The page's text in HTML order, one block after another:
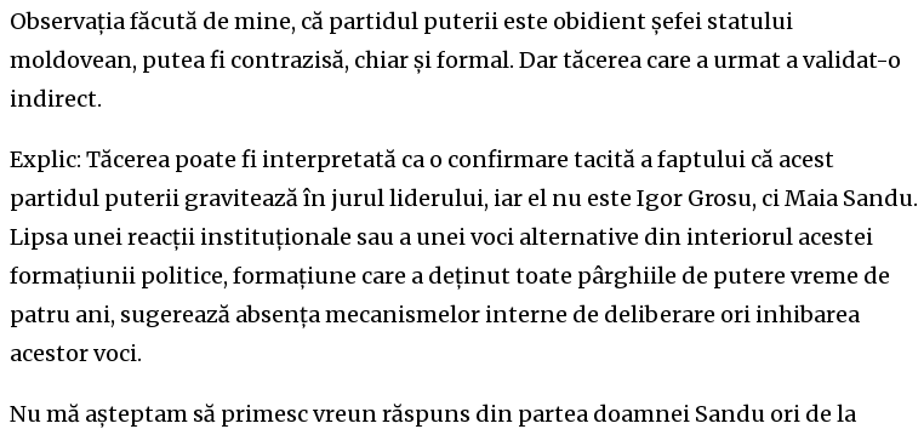
Observația făcută de mine, că partidul puterii este obidient șefei statului
moldovean, putea fi contrazisă, chiar și formal. Dar tăcerea care a urmat a validat-o
indirect.
Explic: Tăcerea poate fi interpretată ca o confirmare tacită a faptului că acest
partidul puterii gravitează în jurul liderului, iar el nu este Igor Grosu, ci Maia Sandu.
Lipsa unei reacții instituționale sau a unei voci alternative din interiorul acestei
formațiunii politice, formațiune care a deținut toate pârghiile de putere vreme de
patru ani, sugerează absența mecanismelor interne de deliberare ori inhibarea
acestor voci.
Nu mă așteptam să primesc vreun răspuns din partea doamnei Sandu ori de la